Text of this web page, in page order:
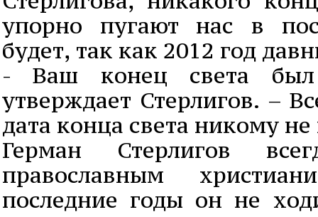
упорно пугают нас в
будет, так как 2012 год
- Ваш конец света
утверждает Стерлигов. –
дата конца света никому не
Герман Стерлигов
православным
последние годы он не